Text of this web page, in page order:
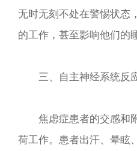
无时无刻不处在警惕状态
的工作，甚至影响他们的
三、自主神经系统反
焦虑症患者的交感和
荷工作。患者出汗、晕眩